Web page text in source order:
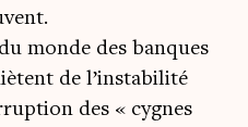
monde des banques
de l’instabilité
des « cygnes